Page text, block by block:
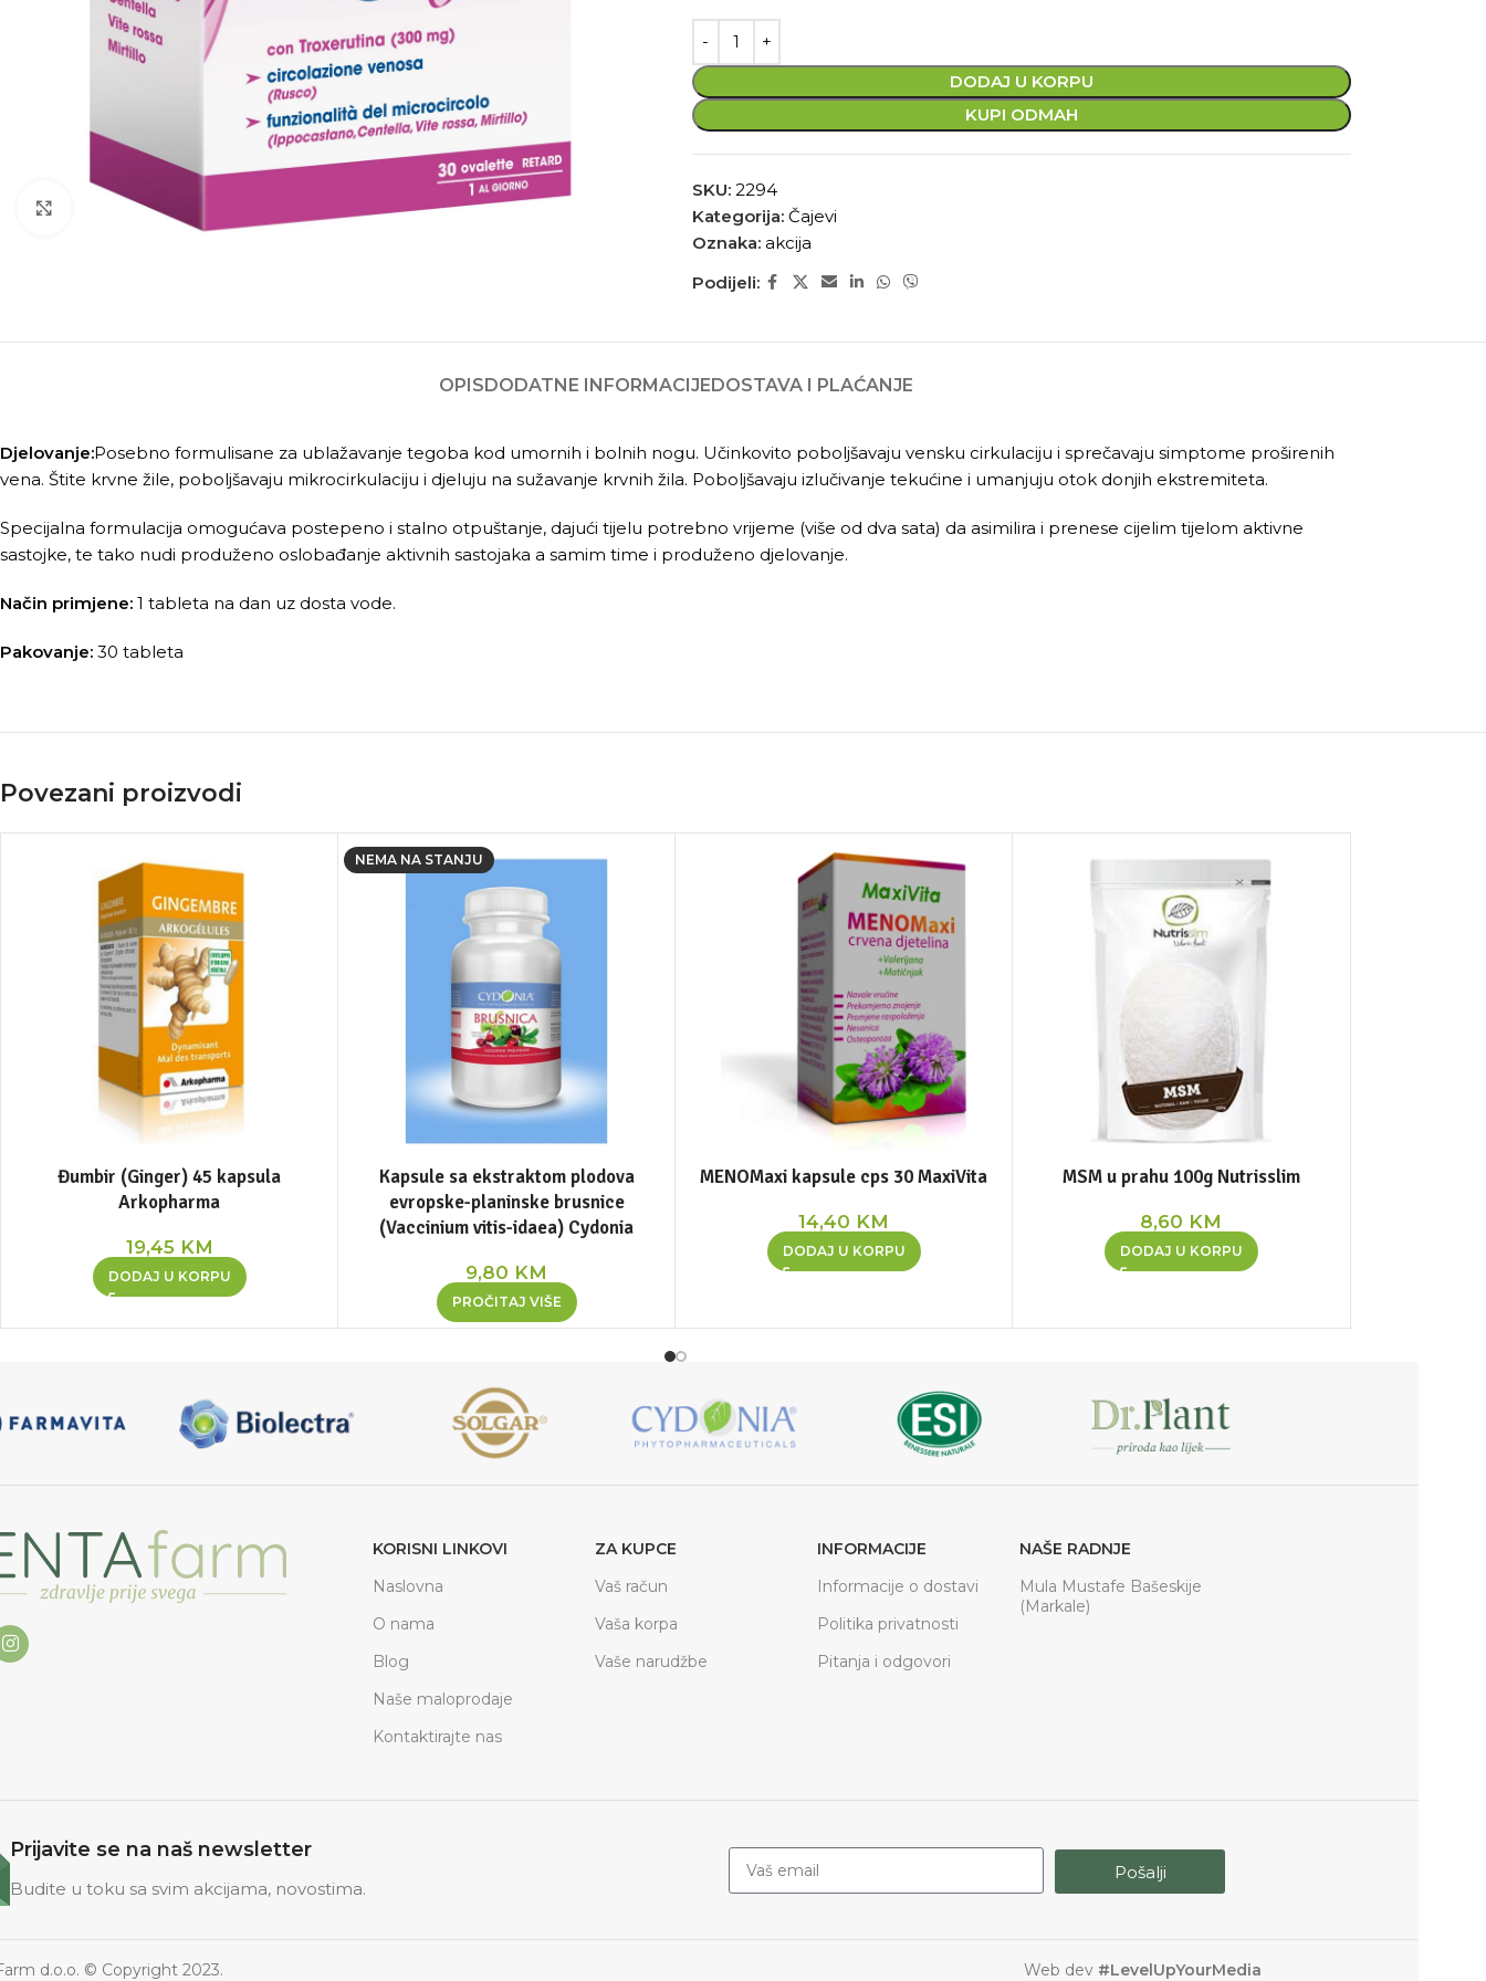
Kliknite za povećanje
DODAJ U KORPU
KUPI ODMAH
SKU: 2294
Kategorija: Čajevi
Oznaka: akcija
Podijeli:
OPISDODATNE INFORMACIJEDOSTAVA I PLAĆANJE
Djelovanje:Posebno formulisane za ublažavanje tegoba kod umornih i bolnih nogu. Učinkovito poboljšavaju vensku cirkulaciju i sprečavaju simptome proširenih
vena. Štite krvne žile, poboljšavaju mikrocirkulaciju i djeluju na sužavanje krvnih žila. Poboljšavaju izlučivanje tekućine i umanjuju otok donjih ekstremiteta.
Specijalna formulacija omogućava postepeno i stalno otpuštanje, dajući tijelu potrebno vrijeme (više od dva sata) da asimilira i prenese cijelim tijelom aktivne
sastojke, te tako nudi produženo oslobađanje aktivnih sastojaka a samim time i produženo djelovanje.
Način primjene: 1 tableta na dan uz dosta vode.
Pakovanje: 30 tableta
Povezani proizvodi
Đumbir (Ginger) 45 kapsula
Arkopharma
19,45 KM
DODAJ U KORPU
NEMA NA STANJU
Kapsule sa ekstraktom plodova
evropske-planinske brusnice
(Vaccinium vitis-idaea) Cydonia
9,80 KM
PROČITAJ VIŠE
MENOMaxi kapsule cps 30 MaxiVita
14,40 KM
DODAJ U KORPU
MSM u prahu 100g Nutrisslim
8,60 KM
DODAJ U KORPU
KORISNI LINKOVI
Naslovna
O nama
Blog
Naše maloprodaje
Kontaktirajte nas
ZA KUPCE
Vaš račun
Vaša korpa
Vaše narudžbe
INFORMACIJE
Informacije o dostavi
Politika privatnosti
Pitanja i odgovori
NAŠE RADNJE
Mula Mustafe Bašeskije
(Markale)
Prijavite se na naš newsletter
Budite u toku sa svim akcijama, novostima.
Pošalji
d.o.o. © Copyright 2023. Web dev #LevelUpYourMedia